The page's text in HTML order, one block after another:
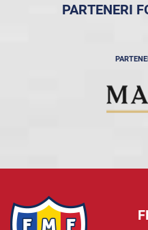
PARTENERI